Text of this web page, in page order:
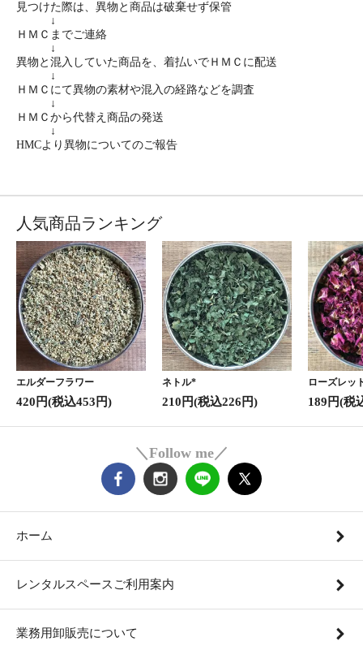
見つけた際は、異物と商品は破棄せず保管
↓
ＨＭＣまでご連絡
↓
異物と混入していた商品を、着払いでＨＭＣに配送
↓
ＨＭＣにて異物の素材や混入の経路などを調査
↓
ＨＭＣから代替え商品の発送
↓
HMCより異物についてのご報告
人気商品ランキング
エルダーフラワー
420円(税込453円)
ネトル*
210円(税込226円)
ローズレッ
189円(税
＼Follow me／
ホーム
レンタルスペースご利用案内
業務用卸販売について